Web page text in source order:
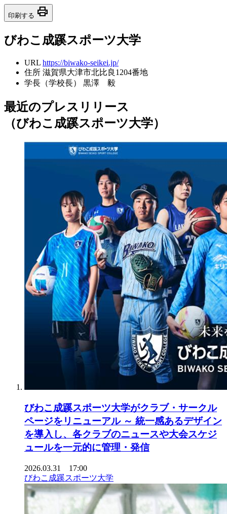
印刷する print
びわこ成蹊スポーツ大学
URL https://biwako-seikei.jp/
住所 滋賀県大津市北比良1204番地
学長（学校長）
黒澤 毅
最近のプレスリリース
（びわこ成蹊スポーツ大学）
びわこ成蹊スポーツ大学がクラブ・サークル
ページをリニューアル ～ 統一感あるデザイン
を導入し、各クラブのニュースや大会スケジ
ュールを一元的に管理・発信
2026.03.31 17:00
びわこ成蹊スポーツ大学